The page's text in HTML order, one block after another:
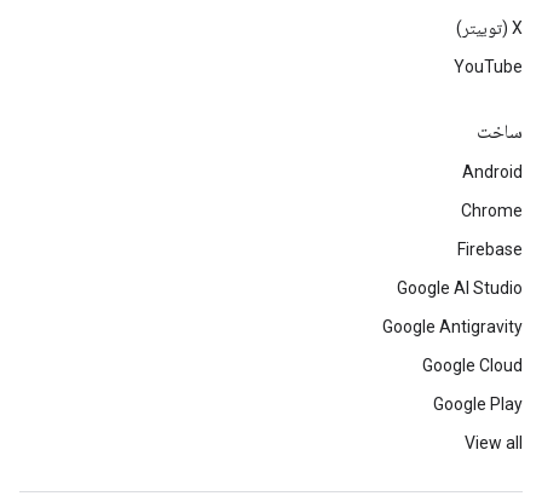
‫X (توییتر)
YouTube
ساخت
Android
Chrome
Firebase
Google AI Studio
Google Antigravity
Google Cloud
Google Play
View all